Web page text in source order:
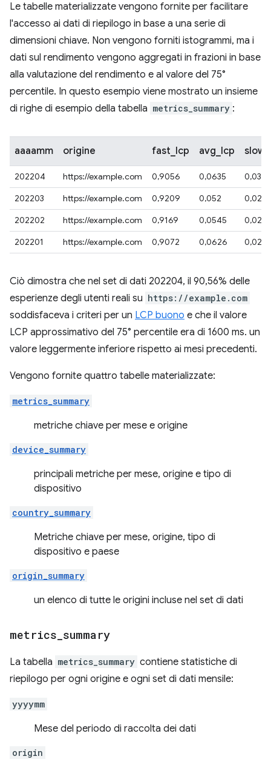
Le tabelle materializzate vengono fornite per facilitare
l'accesso ai dati di riepilogo in base a una serie di
dimensioni chiave. Non vengono forniti istogrammi, ma i
dati sul rendimento vengono aggregati in frazioni in base
alla valutazione del rendimento e al valore del 75°
percentile. In questo esempio viene mostrato un insieme
di righe di esempio della tabella metrics_summary :
aaaamm origine fast_lcp avg_lcp
202204 https://example.com 0,9056 0,0635
0,0301
202203
https://example.com 0,9209 0,052
0,0274
202202
https://example.com 0,9169 0,0545
202201
https://example.com 0,9072 0,0626
Ciò dimostra che nel set di dati 202204, il 90,56% delle
esperienze degli utenti reali su https://example.com
soddisfaceva i criteri per un LCP buono e che il valore
LCP approssimativo del 75° percentile era di 1600 ms. un
valore leggermente inferiore rispetto ai mesi precedenti.
Vengono fornite quattro tabelle materializzate:
metrics_summary
metriche chiave per mese e origine
device_summary
principali metriche per mese, origine e tipo di
dispositivo
country_summary
Metriche chiave per mese, origine, tipo di
dispositivo e paese
origin_summary
un elenco di tutte le origini incluse nel set di dati
metrics summary
La tabella metrics_summary contiene statistiche di
riepilogo per ogni origine e ogni set di dati mensile:
yyyymm
Mese del periodo di raccolta dei dati
origin